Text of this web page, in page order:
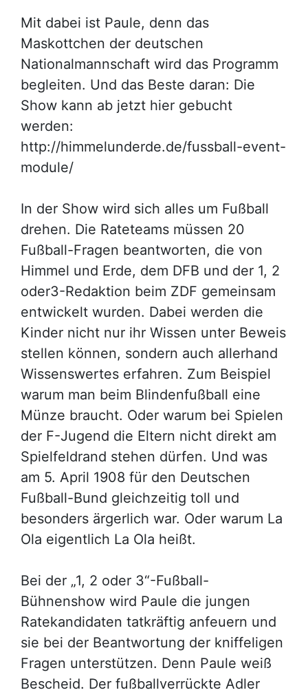
Mit dabei ist Paule, denn das
Maskottchen der deutschen
Nationalmannschaft wird das Programm
begleiten. Und das Beste daran: Die
Show kann ab jetzt hier gebucht
werden:
http://himmelunderde.de/fussball-event-
module/
In der Show wird sich alles um Fußball
drehen. Die Rateteams müssen 20
Fußball-Fragen beantworten, die von
Himmel und Erde, dem DFB und der 1, 2
oder3-Redaktion beim ZDF gemeinsam
entwickelt wurden. Dabei werden die
Kinder nicht nur ihr Wissen unter Beweis
stellen können, sondern auch allerhand
Wissenswertes erfahren. Zum Beispiel
warum man beim Blindenfußball eine
Münze braucht. Oder warum bei Spielen
der F-Jugend die Eltern nicht direkt am
Spielfeldrand stehen dürfen. Und was
am 5. April 1908 für den Deutschen
Fußball-Bund gleichzeitig toll und
besonders ärgerlich war. Oder warum La
Ola eigentlich La Ola heißt.
Bei der „1, 2 oder 3“-Fußball-
Bühnenshow wird Paule die jungen
Ratekandidaten tatkräftig anfeuern und
sie bei der Beantwortung der kniffeligen
Fragen unterstützen. Denn Paule weiß
Bescheid. Der fußballverrückte Adler